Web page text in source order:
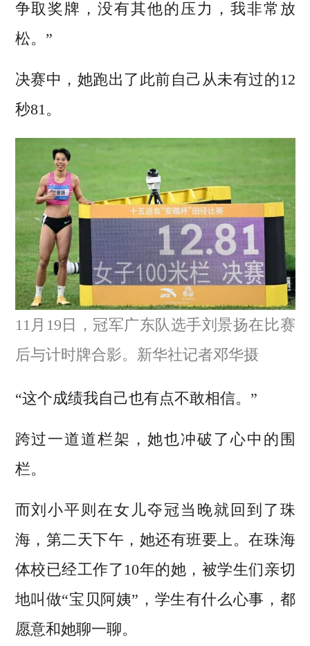
争取奖牌，没有其他的压力，我非常放
松。”
决赛中，她跑出了此前自己从未有过的12
秒81。
11月19日，冠军广东队选手刘景扬在比赛
后与计时牌合影。新华社记者邓华摄
“这个成绩我自己也有点不敢相信。”
跨过一道道栏架，她也冲破了心中的围
栏。
而刘小平则在女儿夺冠当晚就回到了珠
海，第二天下午，她还有班要上。在珠海
体校已经工作了10年的她，被学生们亲切
地叫做“宝贝阿姨”，学生有什么心事，都
愿意和她聊一聊。